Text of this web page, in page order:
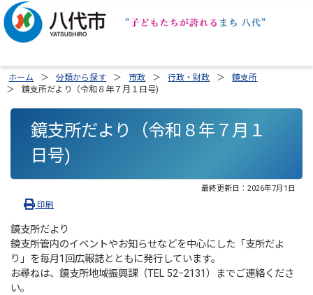
ホーム 分類から探す 市政 行政・財政
鏡支所
鏡支所だより（令和８年７月１日号)
鏡支所だより（令和８年７月１
日号)
最終更新日： 2026年7月1日
印刷
鏡支所だより
鏡支所管内のイベントやお知らせなどを中心にした「支所だよ
り」を毎月1回広報誌とともに発行しています。
お尋ねは、鏡支所地域振興課（TEL 52−2131）までご連絡くださ
い。